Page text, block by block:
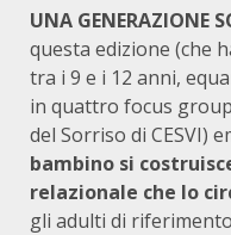
UNA GENERAZIONE
questa edizione (che
tra i 9 e i 12 anni,
in quattro focus
del Sorriso di CESVI)
bambino si
relazionale che lo
gli adulti di